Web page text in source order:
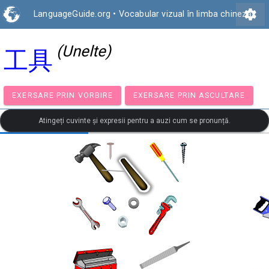
LanguageGuide.org • Vocabular vizual în limba chineză
settings
工具 (Unelte)
EXERSARE PRIN VORBIRE EXERSARE PRIN
Atingeți cuvinte și expresii pentru a auzi cum se pronunță.